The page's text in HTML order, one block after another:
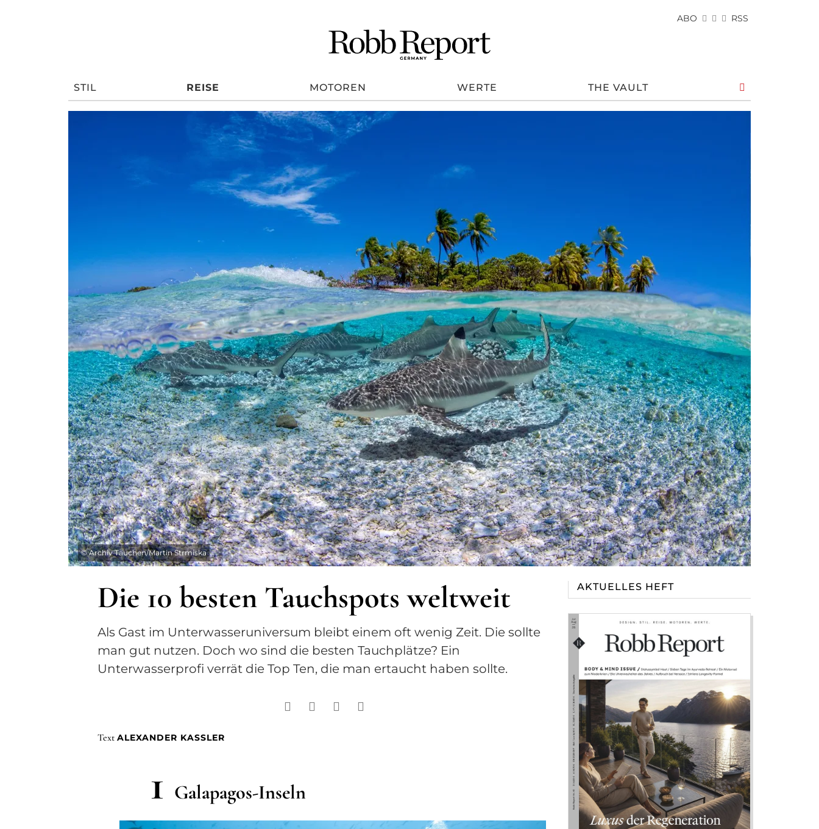
ABO RSS
STIL REISE MOTOREN WERTE THE VAULT
© Archiv Tauchen/Martin Strmiska
AKTUELLES HEFT
Die 10 besten Tauchspots weltweit
Als Gast im Unterwasseruniversum bleibt einem oft wenig Zeit. Die sollte
man gut nutzen. Doch wo sind die besten Tauchplätze? Ein
Unterwasserprofi verrät die Top Ten, die man ertaucht haben sollte.
Text ALEXANDER KASSLER
1 Galapagos-Inseln